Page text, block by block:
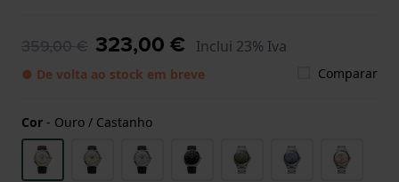
359,00 € 323,00 € Inclui 23% Iva
● De volta ao stock em breve Comparar
Cor - Ouro / Castanho